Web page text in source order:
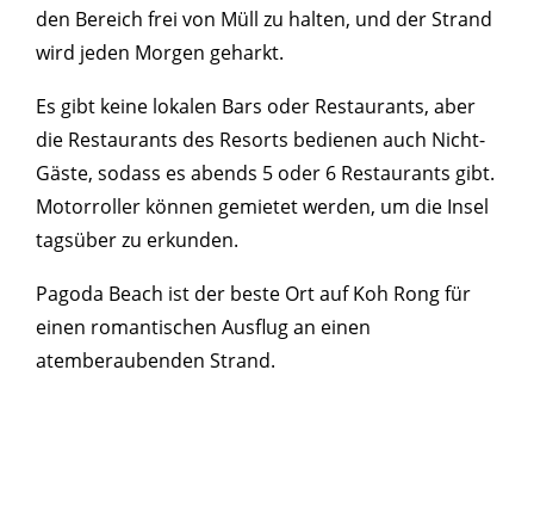
den Bereich frei von Müll zu halten, und der Strand
wird jeden Morgen geharkt.
Es gibt keine lokalen Bars oder Restaurants, aber
die Restaurants des Resorts bedienen auch Nicht-
Gäste, sodass es abends 5 oder 6 Restaurants gibt.
Motorroller können gemietet werden, um die Insel
tagsüber zu erkunden.
Pagoda Beach ist der beste Ort auf Koh Rong für
einen romantischen Ausflug an einen
atemberaubenden Strand.